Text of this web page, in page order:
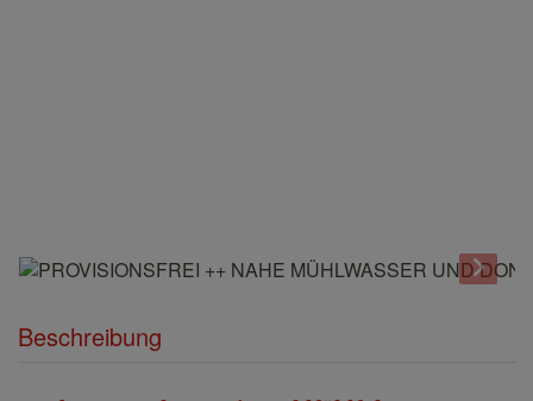
Beschreibung